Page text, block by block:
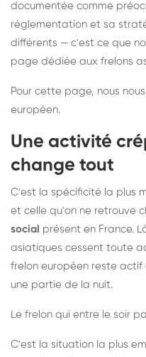
documentée comme
réglementation et sa
différents — c'est ce que
page dédiée aux frelons
Pour cette page, nous
européen.
Une activité
change tout
C'est la spécificité la plus
et celle qu'on ne retrouve
social présent en France.
asiatiques cessent toute
frelon européen reste actif
une partie de la nuit.
Le frelon qui entre le soir
C'est la situation la plus